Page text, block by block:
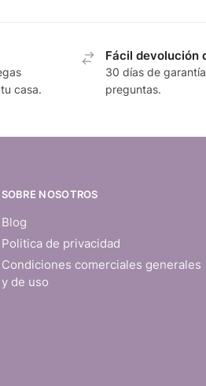
casa.
Fácil devolución
30 días de
preguntas.
SOBRE NOSOTROS
Blog
Politica de privacidad
Condiciones comerciales generales
y de uso